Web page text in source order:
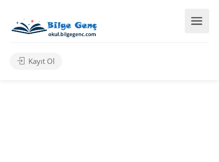
Kayıt Ol